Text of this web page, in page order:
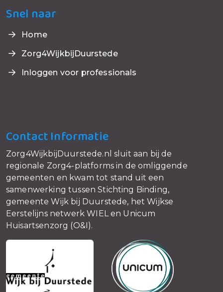
Snel naar
Home
Zorg4WijkbijDuurstede
Inloggen voor professionals
Contact Informatie
Zorg4WijkbijDuurstede.nl sluit aan bij de
regionale Zorg4-platforms in de omliggende
gemeenten en kwam tot stand uit een
samenwerking tussen Stichting Binding,
gemeente Wijk bij Duurstede, het Wijkse
Eerstelijns netwerk WIEL en Unicum
Huisartsenzorg (O&I).